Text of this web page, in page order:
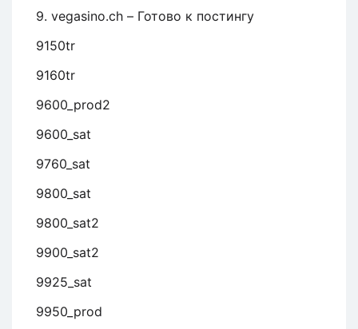
9. vegasino.ch – Готово к постингу
9150tr
9160tr
9600_prod2
9600_sat
9760_sat
9800_sat
9800_sat2
9900_sat2
9925_sat
9950_prod